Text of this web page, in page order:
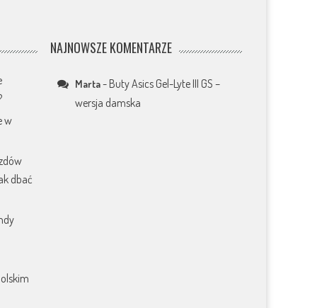
w
dbać
NAJNOWSZE KOMENTARZE
Marta- Buty Asics Gel-Lyte III GS –
wersja damska